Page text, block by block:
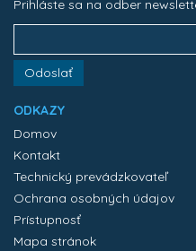
Prihláste sa na odber
Odoslať
ODKAZY
Domov
Kontakt
Technický prevádzkovateľ
Ochrana osobných údajov
Prístupnosť
Mapa stránok